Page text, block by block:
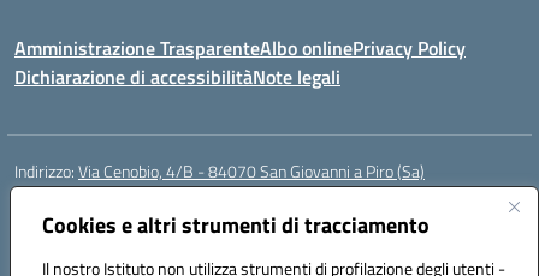
Cookies e altri strumenti di tracciamento
Il nostro Istituto non utilizza strumenti di profilazione degli utenti -
Amministrazione TrasparenteAlbo onlinePrivacy Policy
Dichiarazione di accessibilitàNote legali
Indirizzo:Via Cenobio, 4/B - 84070 San Giovanni a Piro (Sa)
Centralino:
Posta elettronica certificata (PEC):saic815005@pec.istruzione.it
Codice fiscale: 84001740657